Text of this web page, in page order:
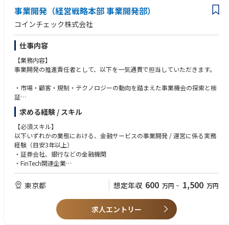
また、職務遂行にあたっては、国内外の出張も相応に生じ得ます。
■ポジションの魅力・やりがい
・社会的意義のある業務：次世代型原子力プラントの社会実装を通じ、脱
炭素社会の実現やエネルギーの安定供給に貢献できます。
り、技術革新の最前線で、自身の知識やアイデアを反映させることが可能
です。
緒に仕事ができます。また、海外の技術パートナーや研究機関との連携を
通じ、国際的なプロジェクトをマネジメントし遂行する経験を積むことが
できます。
■ZettaJoule株式会社（日本法人）
次世代原子力システムの設計・開発を手がける、米国本社ZettaJoule Inc.
の日本法人です。
日本が世界に誇る高温ガス炉技術を大切に守りながら、これをさらに発展
させ、クリーンエネルギーソリューションの世界標準へと高めることを
目指しています。
私たちは、日本の技術基盤と英知を礎に国内外での持続可能なエネルギー
社会の実現に貢献するとともに、日本の原子力産業ひいては日本全体の
発展に寄与していくことを強く志しています。
設立：2023年12月
本社：東京都千代田区大手町1-5-1 大手町ファーストスクエアイーストタ
事業開発（経営戦略本部 事業開発部）
コインチェック株式会社
仕事内容
【業務内容】
事業開発の推進責任者として、以下を一気通貫で担当していただきます。
・市場・顧客・規制・テクノロジーの動向を踏まえた事業機会の探索と検
証
・提供価値、ビジネスモデル、収益構造、業務・協業スキームの設計
・協業パートナーの開拓、提案・交渉およびリレーションシップの構築
・社内外のステークホルダーを巻き込んだ、事業・サービス開発プロジェ
クトの推進
・事業性・実現性の評価、意思決定支援および立ち上げ後の事業成長
求める経験 / スキル
【必須スキル】
以下いずれかの業態における、金融サービスの事業開発 / 運営に係る実務
経験（目安3年以上）
・証券会社、銀行などの金融機関
・FinTech関連企業
・クリプト関連のビジネス展開企業
・コンサルティングファーム（事業会社との伴走経験）
・社内外の複数のステークホルダーを巻き込み、事業・サービスの企画か
ら立ち上げまでプロジェクトをリードした経験
・不確実性の高いテーマについて、自ら論点・仮説を設定し、検証から意
東京都 想定年収 600 万円 ~ 1,500 万円
求人エントリー